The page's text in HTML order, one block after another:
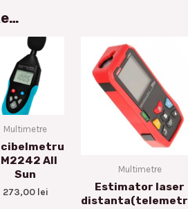
Multimetre
All
Sun
273,00 lei
Multimetre
Estimator laser